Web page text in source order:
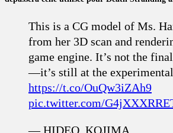
This is a CG model of Ms.
from her 3D scan and
game engine. It’s not the
—it’s still at the experimental
https://t.co/OuQw3iZAh9
pic.twitter.com/
— HIDEO_KOJIMA